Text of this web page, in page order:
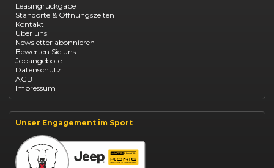
Opel Astra leasen
Opel Mokka kaufen
Opel Grandland finanzieren
Opel Vivaro Gewerbeleasing
Fiat 500 finanzieren
Fiat Panda leasen
Dacia Duster finanzieren
Dacia Sandero kaufen
Dacia Jogger leasen
Jeep Compass leasen
Jeep Renegade finanzieren
Suzuki Swift finanzieren
BYD Dolphin finanzieren
Kia Ceed finanzieren
Kia Sportage leasen
Mazda CX-30 finanzieren
Citroën C3 leasen
Leasingrückgabe
Standorte & Öffnungszeiten
Kontakt
Über uns
Newsletter abonnieren
Bewerten Sie uns
Jobangebote
Datenschutz
AGB
Impressum
Unser Engagement im Sport